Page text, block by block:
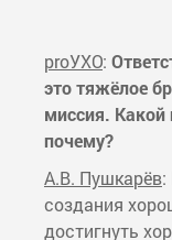
proУХО:
это тяжёлое
миссия.
почему?
А.В. Пушкарёв:
создания
достигнуть